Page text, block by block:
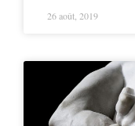
26 août, 2019